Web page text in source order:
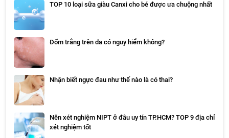
TOP 10 loại sữa giàu Canxi cho bé được ưa chuộng nhất
Đốm trắng trên da có nguy hiểm không?
Nhận biết ngực đau như thế nào là có thai?
Nên xét nghiệm NIPT ở đâu uy tín TP.HCM? TOP 9 địa chỉ
xét nghiệm tốt